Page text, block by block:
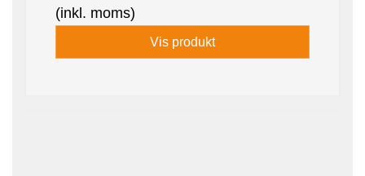
(inkl. moms)
Vis produkt